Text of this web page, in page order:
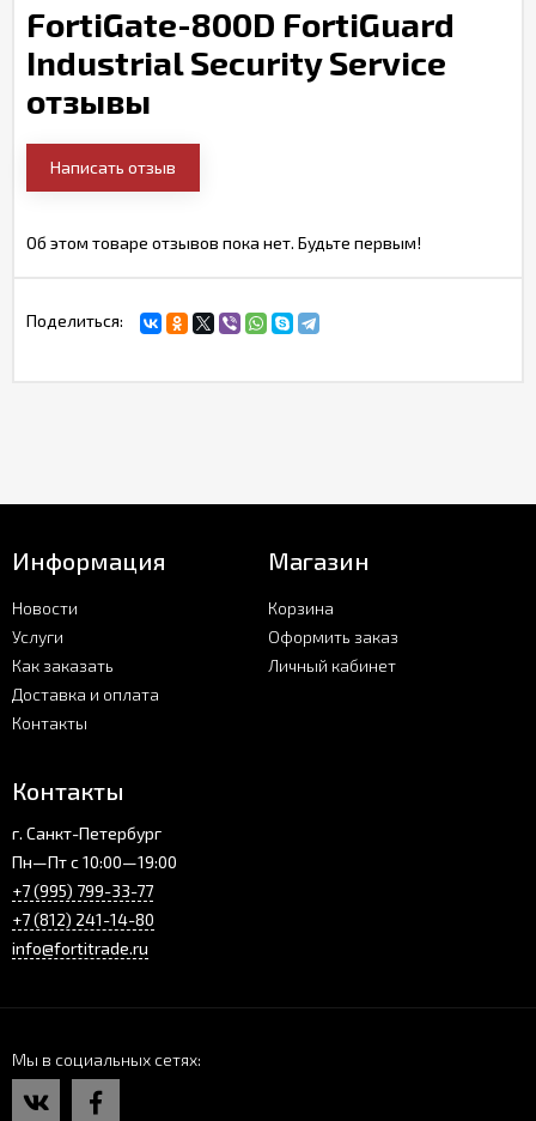
FortiGate-800D FortiGuard
Industrial Security Service
отзывы
Написать отзыв
Об этом товаре отзывов пока нет. Будьте первым!
Поделиться:
Информация
Новости
Услуги
Как заказать
Доставка и оплата
Контакты
Магазин
Корзина
Оформить заказ
Личный кабинет
Контакты
г. Санкт-Петербург
Пн—Пт с 10:00—19:00
+7 (995) 799-33-77
+7 (812) 241-14-80
info@fortitrade.ru
Мы в социальных сетях